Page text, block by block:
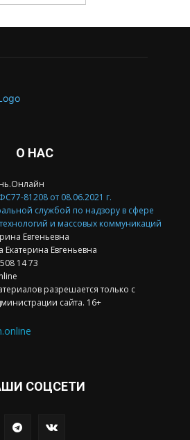
О НАС
81208 от 08.06.2021 г.
службой по надзору в сфере
и массовых коммуникаций
Евгеньевна
Евгеньевна
14 73
разрешается только с
сайта. 16+
СОЦСЕТИ